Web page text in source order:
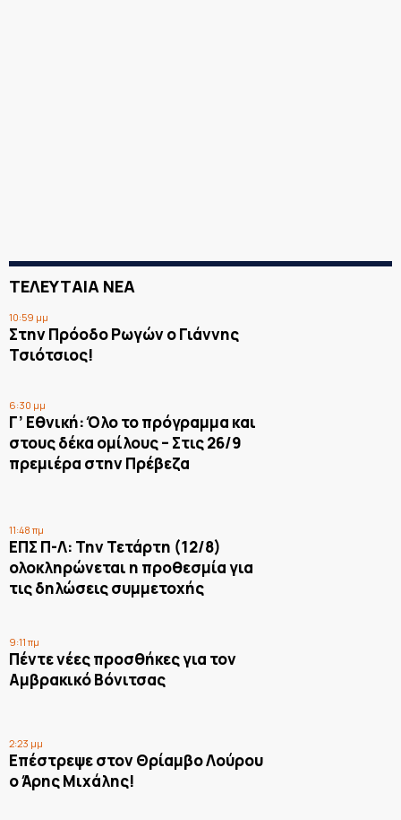
ΤΕΛΕΥΤΑΙΑ ΝΕΑ
10:59 μμ
Στην Πρόοδο Ρωγών ο Γιάννης
Τσιότσιος!
6:30 μμ
Γ’ Εθνική: Όλο το πρόγραμμα και
στους δέκα ομίλους – Στις 26/9
πρεμιέρα στην Πρέβεζα
11:48 πμ
ΕΠΣ Π-Λ: Την Τετάρτη (12/8)
ολοκληρώνεται η προθεσμία για
τις δηλώσεις συμμετοχής
9:11 πμ
Πέντε νέες προσθήκες για τον
Αμβρακικό Βόνιτσας
2:23 μμ
Επέστρεψε στον Θρίαμβο Λούρου
ο Άρης Μιχάλης!